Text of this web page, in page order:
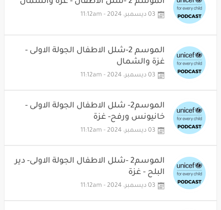
03 ديسمبر، 2024 - 11:12am
الموسم 2-شلل الاطفال الجولة الاولى -
غزة والشمال
03 ديسمبر، 2024 - 11:12am
الموسم2- شلل الاطفال الجولة الاولى -
خانيونس ورفح- غزة
03 ديسمبر، 2024 - 11:12am
الموسم2 -شلل الاطفال الجولة الاولى- دير
البلح - غزة
03 ديسمبر، 2024 - 11:12am